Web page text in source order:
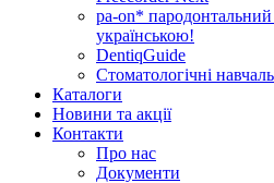
pa-on*
українською!
DentiqGuide
Стоматологічні
Каталоги
Новини та акції
Контакти
Про нас
Документи